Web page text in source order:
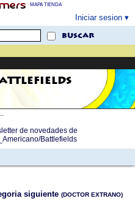
MAPA TIENDA
Iniciar sesion
buscar
de novedades de
Battlefields
siguiente (DOCTOR EXTRANO)